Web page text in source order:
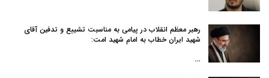
رهبر معظم انقلاب در پیامی به‌ مناسبت تشییع و تدفین آقای
شهید ایران خطاب به امام شهید امت:
…